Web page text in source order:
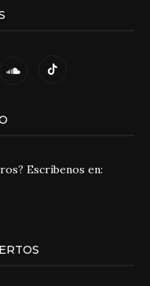
Escríbenos en: